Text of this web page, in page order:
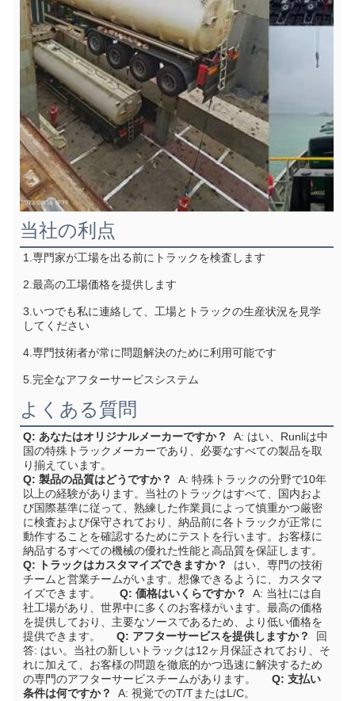
当社の利点
1.専門家が工場を出る前にトラックを検査します
2.最高の工場価格を提供します
3.いつでも私に連絡して、工場とトラックの生産状況を見学
してください
4.専門技術者が常に問題解決のために利用可能です
5.完全なアフターサービスシステム
よくある質問
Q: あなたはオリジナルメーカーですか？
A: はい、Runliは中
国の特殊トラックメーカーであり、必要なすべての製品を取
り揃えています。
Q: 製品の品質はどうですか？
A: 特殊トラックの分野で10年
以上の経験があります。当社のトラックはすべて、国内およ
び国際基準に従って、熟練した作業員によって慎重かつ厳密
に検査および保守されており、納品前に各トラックが正常に
動作することを確認するためにテストを行います。お客様に
納品するすべての機械の優れた性能と高品質を保証します。
Q: トラックはカスタマイズできますか？
はい、専門の技術
チームと営業チームがいます。想像できるように、カスタマ
イズできます。
Q: 価格はいくらですか？
A: 当社には自
社工場があり、世界中に多くのお客様がいます。最高の価格
を提供しており、主要なソースであるため、より低い価格を
提供できます。
Q: アフターサービスを提供しますか？
回
答: はい。当社の新しいトラックは12ヶ月保証されており、そ
れに加えて、お客様の問題を徹底的かつ迅速に解決するため
の専門のアフターサービスチームがあります。
Q: 支払い
条件は何ですか？
  A: 視覚でのT/TまたはL/C。